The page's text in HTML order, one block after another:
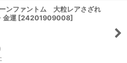
ンファントム 大粒レアさざれ
運 [24201909008]